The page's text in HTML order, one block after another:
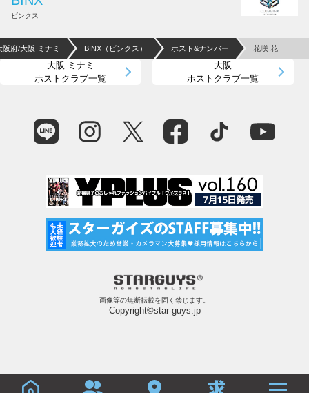
ビンクス
阪府/大阪 ミナミ BINX（ビンクス） ホスト&ナンバー 花咲 花
大阪 ミナミ
ホストクラブ一覧
大阪
ホストクラブ一覧
画像等の無断転載を固く禁じます。
Copyright©star-guys.jp